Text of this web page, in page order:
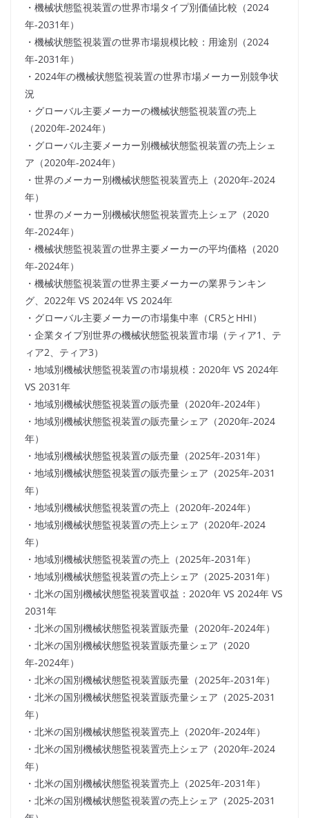
・機械状態監視装置の世界市場タイプ別価値比較（2024
年-2031年）
・機械状態監視装置の世界市場規模比較：用途別（2024
年-2031年）
・2024年の機械状態監視装置の世界市場メーカー別競争状
況
・グローバル主要メーカーの機械状態監視装置の売上
（2020年-2024年）
・グローバル主要メーカー別機械状態監視装置の売上シェ
ア（2020年-2024年）
・世界のメーカー別機械状態監視装置売上（2020年-2024
年）
・世界のメーカー別機械状態監視装置売上シェア（2020
年-2024年）
・機械状態監視装置の世界主要メーカーの平均価格（2020
年-2024年）
・機械状態監視装置の世界主要メーカーの業界ランキン
グ、2022年 VS 2024年 VS 2024年
・グローバル主要メーカーの市場集中率（CR5とHHI）
・企業タイプ別世界の機械状態監視装置市場（ティア1、テ
ィア2、ティア3）
・地域別機械状態監視装置の市場規模：2020年 VS 2024年
VS 2031年
・地域別機械状態監視装置の販売量（2020年-2024年）
・地域別機械状態監視装置の販売量シェア（2020年-2024
年）
・地域別機械状態監視装置の販売量（2025年-2031年）
・地域別機械状態監視装置の販売量シェア（2025年-2031
年）
・地域別機械状態監視装置の売上（2020年-2024年）
・地域別機械状態監視装置の売上シェア（2020年-2024
年）
・地域別機械状態監視装置の売上（2025年-2031年）
・地域別機械状態監視装置の売上シェア（2025-2031年）
・北米の国別機械状態監視装置収益：2020年 VS 2024年 VS
2031年
・北米の国別機械状態監視装置販売量（2020年-2024年）
・北米の国別機械状態監視装置販売量シェア（2020
年-2024年）
・北米の国別機械状態監視装置販売量（2025年-2031年）
・北米の国別機械状態監視装置販売量シェア（2025-2031
年）
・北米の国別機械状態監視装置売上（2020年-2024年）
・北米の国別機械状態監視装置売上シェア（2020年-2024
年）
・北米の国別機械状態監視装置売上（2025年-2031年）
・北米の国別機械状態監視装置の売上シェア（2025-2031